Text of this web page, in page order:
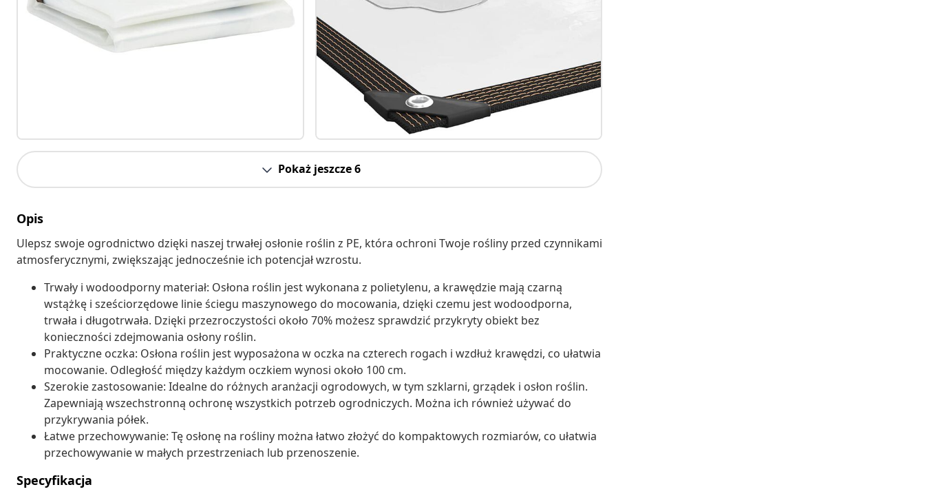
Pokaż jeszcze 6
Opis
Ulepsz swoje ogrodnictwo dzięki naszej trwałej osłonie roślin z PE, która ochroni Twoje rośliny przed czynnikami
atmosferycznymi, zwiększając jednocześnie ich potencjał wzrostu.
Trwały i wodoodporny materiał: Osłona roślin jest wykonana z polietylenu, a krawędzie mają czarną
wstążkę i sześciorzędowe linie ściegu maszynowego do mocowania, dzięki czemu jest wodoodporna,
trwała i długotrwała. Dzięki przezroczystości około 70% możesz sprawdzić przykryty obiekt bez
konieczności zdejmowania osłony roślin.
Praktyczne oczka: Osłona roślin jest wyposażona w oczka na czterech rogach i wzdłuż krawędzi, co ułatwia
mocowanie. Odległość między każdym oczkiem wynosi około 100 cm.
Szerokie zastosowanie: Idealne do różnych aranżacji ogrodowych, w tym szklarni, grządek i osłon roślin.
Zapewniają wszechstronną ochronę wszystkich potrzeb ogrodniczych. Można ich również używać do
przykrywania półek.
Łatwe przechowywanie: Tę osłonę na rośliny można łatwo złożyć do kompaktowych rozmiarów, co ułatwia
przechowywanie w małych przestrzeniach lub przenoszenie.
Specyfikacja